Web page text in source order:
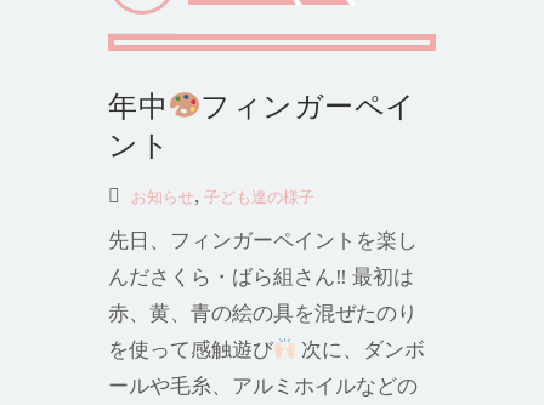
年中
フィンガーペイ
ント
お知らせ, 子ども達の様子
先日、フィンガーペイントを楽し
んださくら・ばら組さん‼︎ 最初は
赤、黄、青の絵の具を混ぜたのり
を使って感触遊び
次に、ダンボ
ールや毛糸、アルミホイルなどの